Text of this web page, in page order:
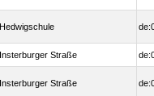
Hedwigschule
Insterburger Straße
Insterburger Straße